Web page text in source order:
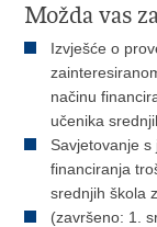
Možda vas
Izvješće o
načinu
učenika
Savjetovanje
financiranja
srednjih škola
(završeno: 1.